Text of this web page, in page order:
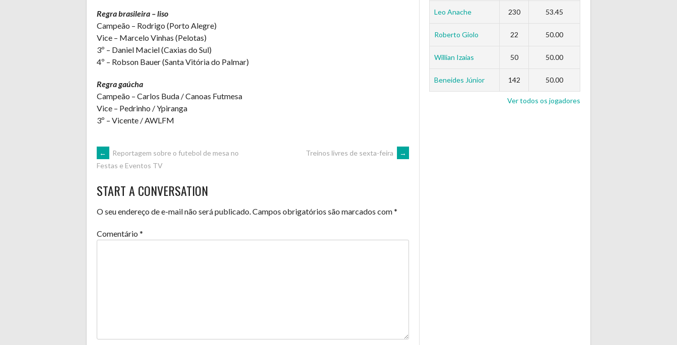
Regra brasileira – liso
Campeão – Rodrigo (Porto Alegre)
Vice – Marcelo Vinhas (Pelotas)
3º – Daniel Maciel (Caxias do Sul)
4º – Robson Bauer (Santa Vitória do Palmar)
Regra gaúcha
Campeão – Carlos Buda / Canoas Futmesa
Vice – Pedrinho / Ypiranga
3º – Vicente / AWLFM
POST
NAVIGATION
←
Reportagem sobre o futebol de mesa no
Festas e Eventos TV
Treinos livres de sexta-feira →
START A CONVERSATION
O seu endereço de e-mail não será publicado. Campos obrigatórios são marcados com*
Comentário *
Leo Anache 230 53.45
Roberto Giolo 22 50.00
Willian Izaias 50 50.00
Beneides Júnior 142 50.00
Ver todos os jogadores